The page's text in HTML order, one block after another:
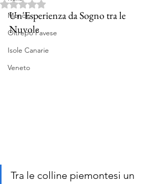
Mondo
Oltrepò Pavese
Isole Canarie
Veneto
Valutazione NaN stelle su 5.
Un'Esperienza da Sogno tra le
Nuvole
Tra le colline piemontesi un